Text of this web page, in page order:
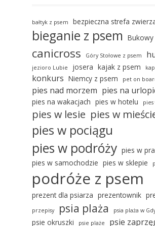
bałtyk z psem bezpieczna strefa
bieganie z psem Bukowy
canicross Góry Stołowe z psem
jezioro Lubie josera kajak z psem
konkurs Niemcy z psem pet on
pies nad morzem pies na
pies na wakacjach pies w hotelu
pies w lesie pies w
pies w pociągu
pies w podróży pies w
pies w samochodzie pies w sklepie
podróże z psem
prezent dla psiarza prezentownik
przepisy psia plaża psia plaża w
psie okruszki psie plaże psie